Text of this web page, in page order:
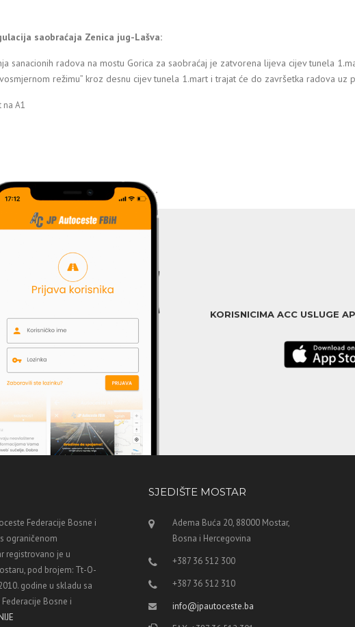
saobraćaja Zenica jug-Lašva:
sanacionih radova na mostu Gorica za saobraćaj je zatvorena lijeva cijev tunela
režimu” kroz desnu cijev tunela 1.mart i trajat će do završetka radova uz
na A1
KORISNICIMA ACC USLUGE
Federacije Bosne i
ograničenom
registrovano je u
pod brojem: Tt-O-
godine u skladu sa
Bosne i
SJEDIŠTE MOSTAR
Adema Buća 20, 88000 Mostar,
Bosna i Hercegovina
+387 36 512 300
+387 36 512 310
info@jpautoceste.ba